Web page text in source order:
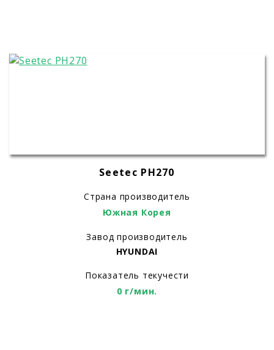
Seetec PH270
Страна производитель
Южная Корея
Завод производитель
HYUNDAI
Показатель текучести
0 г/мин.